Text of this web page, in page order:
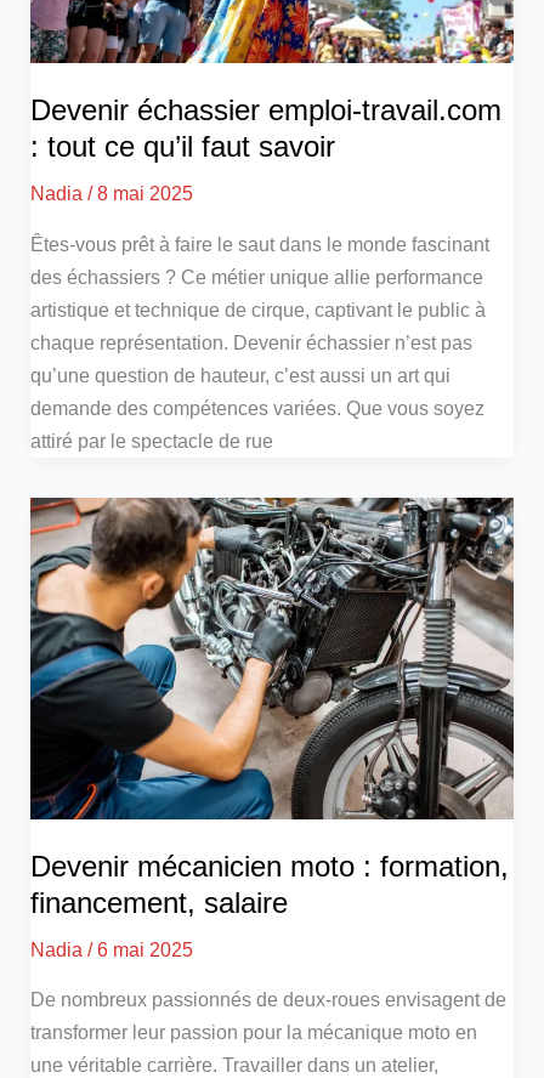
Devenir échassier emploi-travail.com
: tout ce qu’il faut savoir
Nadia/8 mai 2025
Êtes-vous prêt à faire le saut dans le monde fascinant
des échassiers ? Ce métier unique allie performance
artistique et technique de cirque, captivant le public à
chaque représentation. Devenir échassier n’est pas
qu’une question de hauteur, c’est aussi un art qui
demande des compétences variées. Que vous soyez
attiré par le spectacle de rue
Devenir mécanicien moto : formation,
financement, salaire
Nadia/6 mai 2025
De nombreux passionnés de deux-roues envisagent de
transformer leur passion pour la mécanique moto en
une véritable carrière. Travailler dans un atelier,